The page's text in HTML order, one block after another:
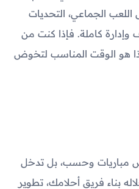
الجماعي، التحديات
وإدارة كاملة. فإذا كنت من
هو الوقت المناسب لتخوض
مباريات وحسب، بل تدخل
بناء فريق أحلامك، تطوير